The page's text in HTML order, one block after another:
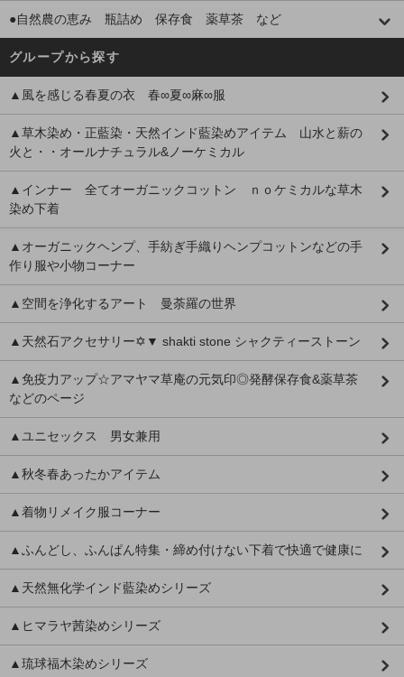
●自然農の恵み 瓶詰め 保存食 薬草茶 など
グループから探す
▲風を感じる春夏の衣 春∞夏∞麻∞服
▲草木染め・正藍染・天然インド藍染めアイテム 山水と薪の
火と・・オールナチュラル&ノーケミカル
▲インナー 全てオーガニックコットン ｎｏケミカルな草木
染め下着
▲オーガニックヘンプ、手紡ぎ手織りヘンプコットンなどの手
作り服や小物コーナー
▲空間を浄化するアート 曼荼羅の世界
▲天然石アクセサリー✡▼ shakti stone シャクティーストーン
▲免疫力アップ☆アマヤマ草庵の元気印◎発酵保存食&薬草茶
などのページ
▲ユニセックス 男女兼用
▲秋冬春あったかアイテム
▲着物リメイク服コーナー
▲ふんどし、ふんぱん特集・締め付けない下着で快適で健康に
▲天然無化学インド藍染めシリーズ
▲ヒマラヤ茜染めシリーズ
▲琉球福木染めシリーズ